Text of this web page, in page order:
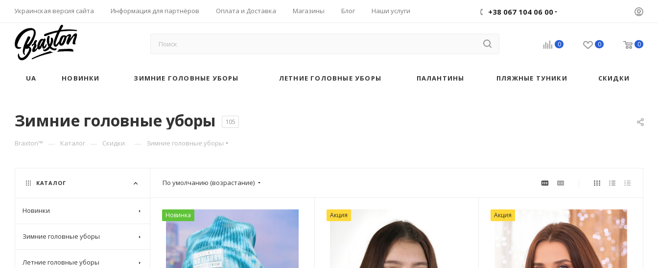
Украинская версия сайта Информация для партнёров Оплата и Доставка Магазины Блог Наши услуги +38 067 104 06 00
0 0 0
UA НОВИНКИ ЗИМНИЕ ГОЛОВНЫЕ УБОРЫ ЛЕТНИЕ ГОЛОВНЫЕ УБОРЫ ПАЛАНТИНЫ ПЛЯЖНЫЕ ТУНИКИ СКИДКИ
Зимние головные уборы 105
Braxton™ — Каталог — Скидки — Зимние головные уборы
По умолчанию (возрастание)
Новинка Акция Акция
КАТАЛОГ
Новинки
Зимние головные уборы
Летние головные уборы